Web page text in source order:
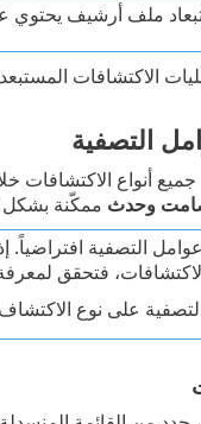
ملف أرشيف يحتوي
الاكتشافات
التصفية
أنواع الاكتشافات
صامت وحدث ممكّنة بشكل
التصفية افتراضياً.
فتحقق
على نوع